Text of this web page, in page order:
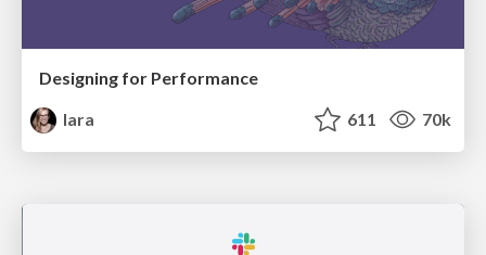
Designing for Performance
lara
611 70k